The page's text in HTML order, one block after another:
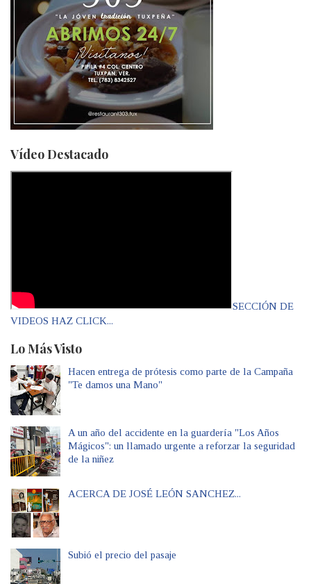
Vídeo Destacado
SECCIÓN DE
VIDEOS HAZ CLICK...
Lo Más Visto
Hacen entrega de prótesis como parte de la Campaña
"Te damos una Mano"
A un año del accidente en la guardería "Los Años
Mágicos": un llamado urgente a reforzar la seguridad
de la niñez
ACERCA DE JOSÉ LEÓN SANCHEZ...
Subió el precio del pasaje